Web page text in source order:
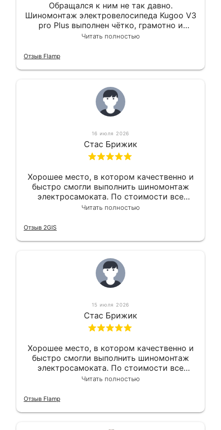
Обращался к ним не так давно.
Шиномонтаж электровелосипеда Kugoo V3
pro Plus выполнен чётко, грамотно и
квалифицированно. Всё сделано
Читать полностью
Отзыв Flamp
16 июля 2026
Стас Брижик
Хорошее место, в котором качественно и
быстро смогли выполнить шиномонтаж
электросамоката. По стоимости все
вышло вообще приемлемо хочу сказать.
Читать полностью
Отзыв 2GIS
15 июля 2026
Стас Брижик
Хорошее место, в котором качественно и
быстро смогли выполнить шиномонтаж
электросамоката. По стоимости все
вышло вообще приемлемо хочу сказать.
Читать полностью
Отзыв Flamp